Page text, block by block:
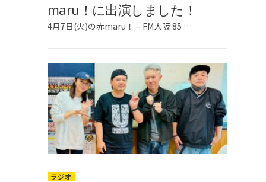
maru！に出演しました！
4月7日(火)の赤maru！ – FM大阪 85 …
ラジオ